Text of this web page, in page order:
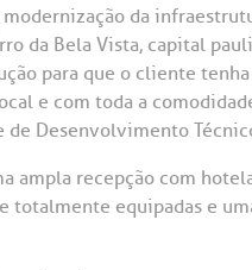
Saiba mais
Endereço:
Rua Maestro Cardim, 769
CEP: 01323-001 | Bela
Vista
São Paulo - SP
da
da Bela Vista, capital
para que o cliente
e com toda a
Desenvolvimento
ampla recepção com
totalmente equipadas e